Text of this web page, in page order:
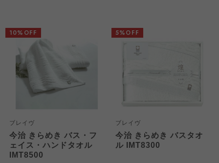
ブレイヴ
今治 きらめき バス・フ
ェイス・ハンドタオル
IMT8500
10%OFF
ブレイヴ
今治 きらめき バスタオ
ル IMT8300
5%OFF